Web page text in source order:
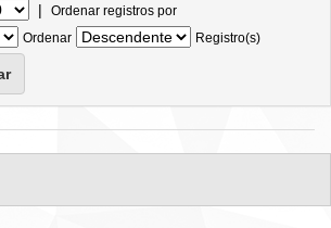
| Ordenar registros por
Ordenar
Registro(s)